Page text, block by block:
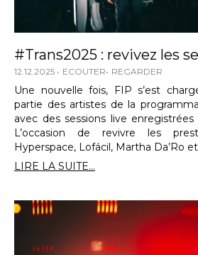
#Trans2025 : revivez les
12.12.2025 ECOUTER REGARDER
Une nouvelle fois, FIP s’est
partie des artistes de la
avec des sessions live
L’occasion de revivre les
Hyperspace, Lofácil, Martha Da’Ro
LIRE LA SUITE...